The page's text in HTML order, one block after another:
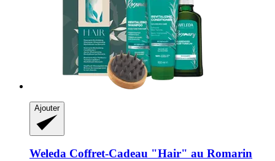
Ajouter
Weleda Coffret-​Cadeau "Hair" au Romarin